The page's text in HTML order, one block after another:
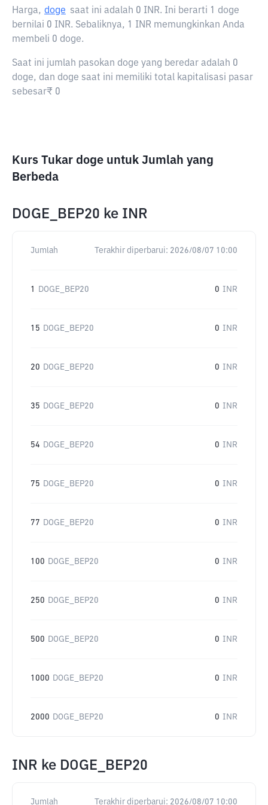
Harga, doge saat ini adalah 0 INR. Ini berarti 1 doge
bernilai 0 INR. Sebaliknya, 1 INR memungkinkan Anda
membeli 0 doge.
Saat ini jumlah pasokan doge yang beredar adalah 0
doge, dan doge saat ini memiliki total kapitalisasi pasar
sebesar₹ 0
Kurs Tukar doge untuk Jumlah yang
Berbeda
DOGE_BEP20 ke INR
Jumlah Terakhir diperbarui: 2026/08/07 10:00
1 DOGE_BEP20 0 INR
15 DOGE_BEP20 0 INR
20 DOGE_BEP20 0 INR
35 DOGE_BEP20 0 INR
54 DOGE_BEP20 0 INR
75 DOGE_BEP20 0 INR
77 DOGE_BEP20 0 INR
100 DOGE_BEP20 0 INR
250 DOGE_BEP20 0 INR
500 DOGE_BEP20 0 INR
1000 DOGE_BEP20 0 INR
2000 DOGE_BEP20 0 INR
INR ke DOGE_BEP20
Jumlah Terakhir diperbarui: 2026/08/07 10:00